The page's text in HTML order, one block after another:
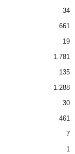
34
661
19
1.781
135
1.288
30
461
7
1